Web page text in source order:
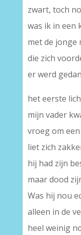
zwart, toch
was ik in een
met de jonge
die zich
er werd
het eerste
mijn vader
vroeg om
liet zich
hij had zijn
maar dood
Was hij nou
alleen in de
heel weinig